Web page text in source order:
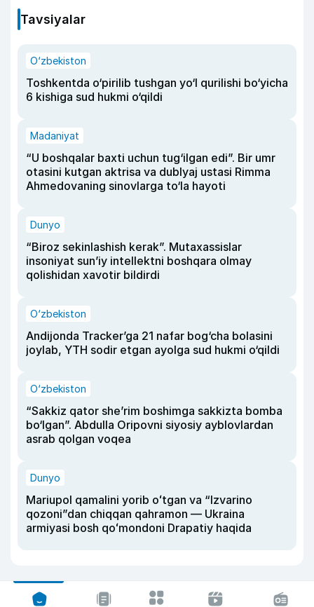
Tavsiyalar
O‘zbekiston
Toshkentda o‘pirilib tushgan yo‘l qurilishi bo‘yicha
6 kishiga sud hukmi o‘qildi
Madaniyat
“U boshqalar baxti uchun tug‘ilgan edi”. Bir umr
otasini kutgan aktrisa va dublyaj ustasi Rimma
Ahmedovaning sinovlarga to‘la hayoti
Dunyo
“Biroz sekinlashish kerak”. Mutaxassislar
insoniyat sun’iy intellektni boshqara olmay
qolishidan xavotir bildirdi
O‘zbekiston
Andijonda Tracker’ga 21 nafar bog‘cha bolasini
joylab, YTH sodir etgan ayolga sud hukmi o‘qildi
O‘zbekiston
“Sakkiz qator she’rim boshimga sakkizta bomba
bo‘lgan”. Abdulla Oripovni siyosiy ayblovlardan
asrab qolgan voqea
Dunyo
Mariupol qamalini yorib oʻtgan va “Izvarino
qozoni”dan chiqqan qahramon — Ukraina
armiyasi bosh qoʻmondoni Drapatiy haqida